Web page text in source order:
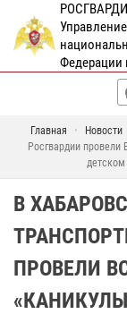
Федерации
Главная Новости
Росгвардии
детском
В
ПРОВЕЛИ